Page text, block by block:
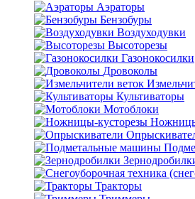
Аэраторы
Бензобуры
Воздуходувки
Высоторезы
Газонокосилки
Дровоколы
Культиваторы
Мотоблоки
Тракторы